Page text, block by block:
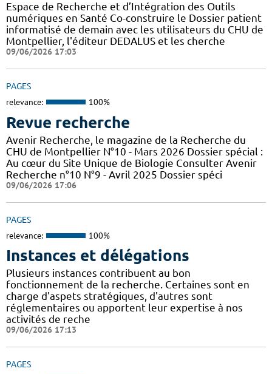
Espace de Recherche et d’Intégration des Outils
numériques en Santé Co-construire le Dossier patient
informatisé de demain avec les utilisateurs du CHU de
Montpellier, l'éditeur DEDALUS et les cherche
09/06/2026 17:03
PAGES
relevance: 100%
Revue recherche
Avenir Recherche, le magazine de la Recherche du
CHU de Montpellier N°10 - Mars 2026 Dossier spécial :
Au cœur du Site Unique de Biologie Consulter Avenir
Recherche n°10 N°9 - Avril 2025 Dossier spéci
09/06/2026 17:06
PAGES
relevance: 100%
Instances et délégations
Plusieurs instances contribuent au bon
fonctionnement de la recherche. Certaines sont en
charge d'aspets stratégiques, d'autres sont
réglementaires ou apportent leur expertise à nos
activités de reche
09/06/2026 17:13
PAGES